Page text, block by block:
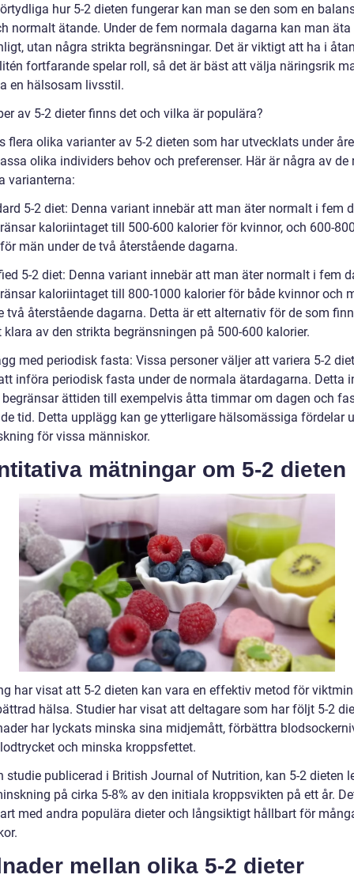
hur 5-2 dieten fungerar kan man se den som en
normalt ätande. Under de fem normala dagarna kan man äta
utan några strikta begränsningar. Det är viktigt att ha i
fortfarande spelar roll, så det är bäst att välja näringsrik
en hälsosam livsstil.
av 5-2 dieter finns det och vilka är populära?
flera olika varianter av 5-2 dieten som har utvecklats under
olika individers behov och preferenser. Här är några av de
varianterna:
5-2 diet: Denna variant innebär att man äter normalt i fem
kaloriintaget till 500-600 kalorier för kvinnor, och 600-
män under de två återstående dagarna.
5-2 diet: Denna variant innebär att man äter normalt i fem
kaloriintaget till 800-1000 kalorier för både kvinnor och
två återstående dagarna. Detta är ett alternativ för de som
klara av den strikta begränsningen på 500-600 kalorier.
med periodisk fasta: Vissa personer väljer att variera 5-2
införa periodisk fasta under de normala ätardagarna. Detta
ättiden till exempelvis åtta timmar om dagen och
tid. Detta upplägg kan ge ytterligare hälsomässiga fördelar
för vissa människor.
mätningar om 5-2 dieten
har visat att 5-2 dieten kan vara en effektiv metod för
hälsa. Studier har visat att deltagare som har följt 5-2
har lyckats minska sina midjemått, förbättra
och minska kroppsfettet.
studie publicerad i British Journal of Nutrition, kan 5-2 dieten
på cirka 5-8% av den initiala kroppsvikten på ett år.
med andra populära dieter och långsiktigt hållbart för
mellan olika 5-2 dieter